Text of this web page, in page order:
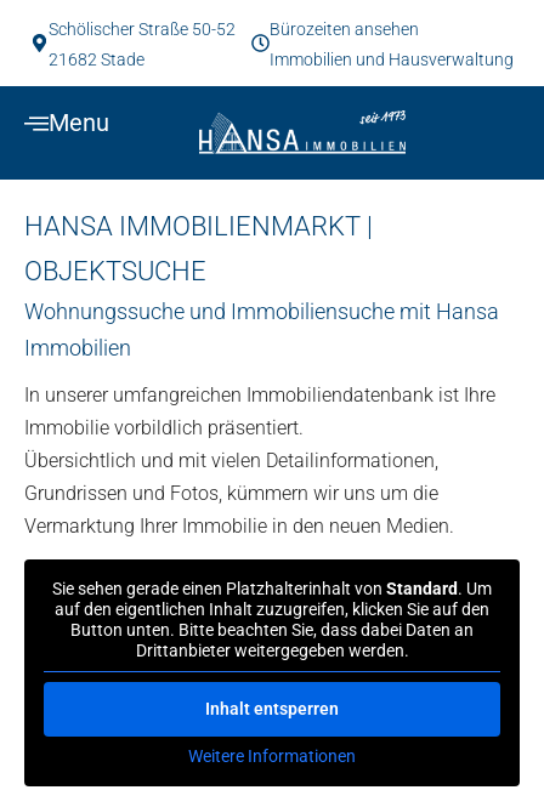
Schölischer Straße 50-52
21682 Stade
Bürozeiten ansehen
Immobilien und Hausverwaltung
Menu
HANSA IMMOBILIENMARKT |
OBJEKTSUCHE
Wohnungssuche und Immobiliensuche mit Hansa
Immobilien
In unserer umfangreichen Immobilien­datenbank ist Ihre
Immobilie vorbildlich präsentiert.
Übersichtlich und mit vielen Detailinformationen,
Grundrissen und Fotos, kümmern wir uns um die
Vermarktung Ihrer Immobilie in den neuen Medien.
Sie sehen gerade einen Platzhalterinhalt von Standard. Um
auf den eigentlichen Inhalt zuzugreifen, klicken Sie auf den
Button unten. Bitte beachten Sie, dass dabei Daten an
Drittanbieter weitergegeben werden.
Inhalt entsperren
Weitere Informationen